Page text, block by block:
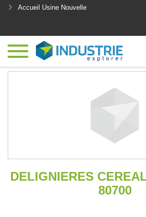
Accueil Usine Nouvelle
DELIGNIERES
80700